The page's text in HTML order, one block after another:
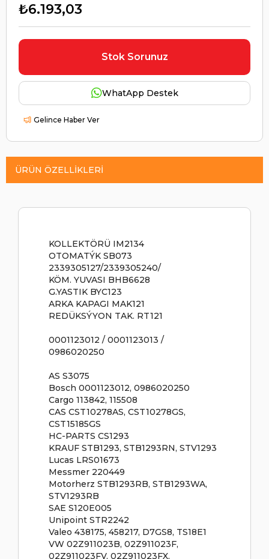
₺6.193,03
Stok Sorunuz
WhatApp Destek
Gelince Haber Ver
ÜRÜN ÖZELLIKLERI
KOLLEKTÖRÜ IM2134
OTOMATÝK SB073
2339305127/2339305240/
KÖM. YUVASI BHB6628
G.YASTIK BYC123
ARKA KAPAGI MAK121
REDÜKSÝYON TAK. RT121
0001123012 / 0001123013 /
0986020250
AS S3075
Bosch 0001123012, 0986020250
Cargo 113842, 115508
CAS CST10278AS, CST10278GS,
CST15185GS
HC-PARTS CS1293
KRAUF STB1293, STB1293RN, STV1293
Lucas LRS01673
Messmer 220449
Motorherz STB1293RB, STB1293WA,
STV1293RB
SAE S120E005
Unipoint STR2242
Valeo 438175, 458217, D7GS8, TS18E1
VW 02Z911023B, 02Z911023F,
02Z911023FV, 02Z911023FX,